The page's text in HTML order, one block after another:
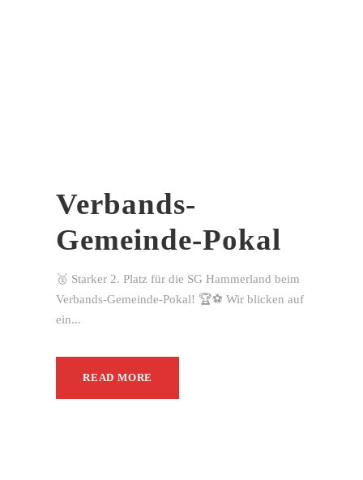
Verbands-
Gemeinde-Pokal
🥈 Starker 2. Platz für die SG Hammerland beim
Verbands-Gemeinde-Pokal! 🏆⚽ Wir blicken auf
ein...
READ MORE